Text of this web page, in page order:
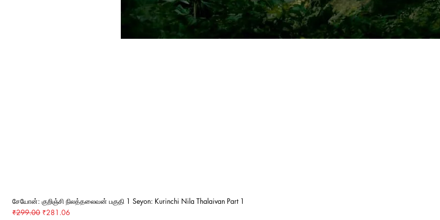
சேயோன்: குறிஞ்சி நிலத்தலைவன் பகுதி 1 Seyon: Kurinchi Nila Thalaivan Part 1
Regular Price
₹299.00 Sale Price
₹281.06